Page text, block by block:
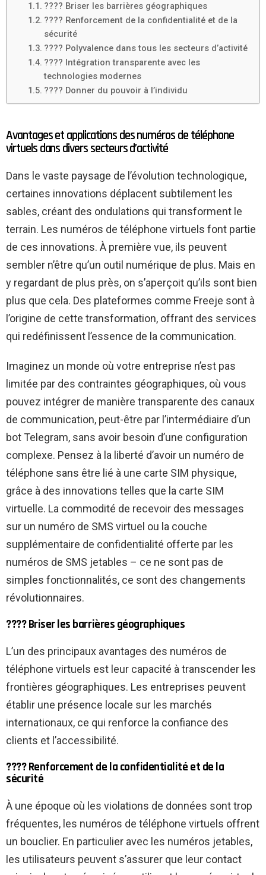
???? Briser les barrières géographiques
???? Renforcement de la confidentialité et de la
sécurité
???? Polyvalence dans tous les secteurs d’activité
???? Intégration transparente avec les
technologies modernes
???? Donner du pouvoir à l’individu
Avantages et applications des numéros de téléphone
virtuels dans divers secteurs d’activité
Dans le vaste paysage de l’évolution technologique,
certaines innovations déplacent subtilement les
sables, créant des ondulations qui transforment le
terrain. Les numéros de téléphone virtuels font partie
de ces innovations. À première vue, ils peuvent
sembler n’être qu’un outil numérique de plus. Mais en
y regardant de plus près, on s’aperçoit qu’ils sont bien
plus que cela. Des plateformes comme Freeje sont à
l’origine de cette transformation, offrant des services
qui redéfinissent l’essence de la communication.
Imaginez un monde où votre entreprise n’est pas
limitée par des contraintes géographiques, où vous
pouvez intégrer de manière transparente des canaux
de communication, peut-être par l’intermédiaire d’un
bot Telegram, sans avoir besoin d’une configuration
complexe. Pensez à la liberté d’avoir un numéro de
téléphone sans être lié à une carte SIM physique,
grâce à des innovations telles que la carte SIM
virtuelle. La commodité de recevoir des messages
sur un numéro de SMS virtuel ou la couche
supplémentaire de confidentialité offerte par les
numéros de SMS jetables – ce ne sont pas de
simples fonctionnalités, ce sont des changements
révolutionnaires.
???? Briser les barrières géographiques
L’un des principaux avantages des numéros de
téléphone virtuels est leur capacité à transcender les
frontières géographiques. Les entreprises peuvent
établir une présence locale sur les marchés
internationaux, ce qui renforce la confiance des
clients et l’accessibilité.
???? Renforcement de la confidentialité et de la
sécurité
À une époque où les violations de données sont trop
fréquentes, les numéros de téléphone virtuels offrent
un bouclier. En particulier avec les numéros jetables,
les utilisateurs peuvent s’assurer que leur contact